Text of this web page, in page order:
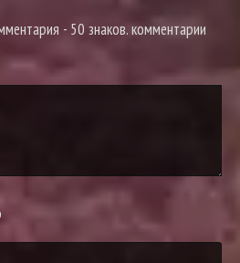
- 50 знаков. комментарии